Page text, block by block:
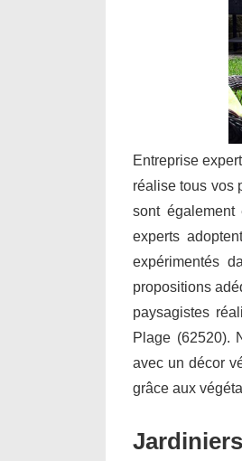
Entreprise
réalise tous vos
sont
experts
expérimentés
propositions
paysagistes
Plage (62520).
avec un décor
grâce aux